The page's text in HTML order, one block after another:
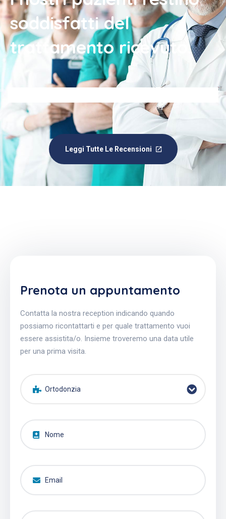
soddisfatti del
trattamento ricevuto.
Leggi Tutte Le Recensioni
Prenota un appuntamento
Contatta la nostra reception indicando quando
possiamo ricontattarti e per quale trattamento vuoi
essere assistita/o. Insieme troveremo una data utile
per una prima visita.
Ortodonzia